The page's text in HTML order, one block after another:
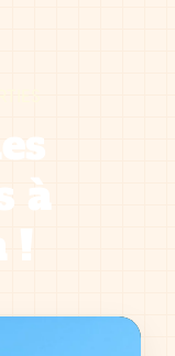
à
!